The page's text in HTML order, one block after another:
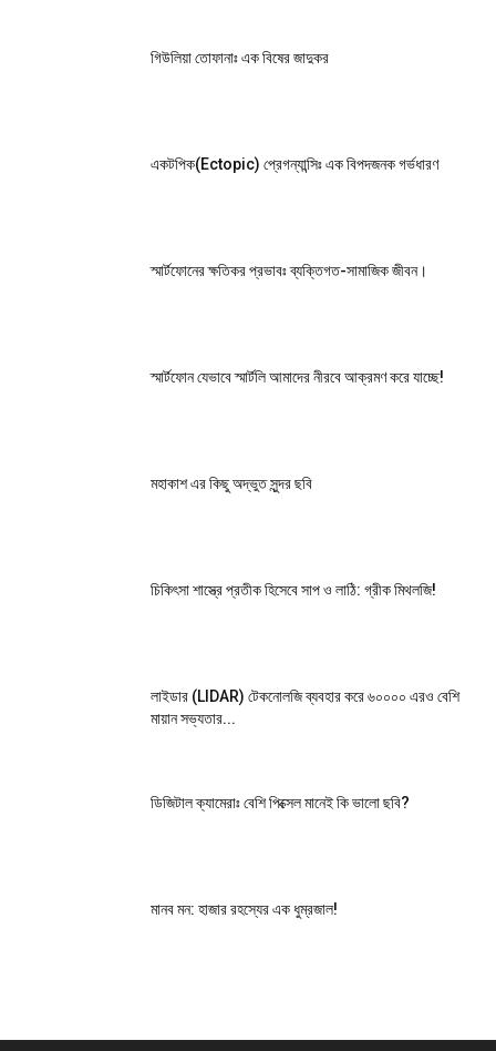
গিউলিয়া তোফানাঃ এক বিষের জাদুকর
একটপিক(Ectopic) প্রেগন্যান্সিঃ এক বিপদজনক গর্ভধারণ
স্মার্টফোনের ক্ষতিকর প্রভাবঃ ব্যক্তিগত-সামাজিক জীবন।
স্মার্টফোন যেভাবে স্মার্টলি আমাদের নীরবে আক্রমণ করে যাচ্ছে!
মহাকাশ এর কিছু অদ্ভুত সুন্দর ছবি
চিকিৎসা শাস্ত্রে প্রতীক হিসেবে সাপ ও লাঠি: গ্রীক মিথলজি!
লাইডার (LIDAR) টেকনোলজি ব্যবহার করে ৬০০০০ এরও বেশি
মায়ান সভ্যতার...
ডিজিটাল ক্যামেরাঃ বেশি পিক্সেল মানেই কি ভালো ছবি?
মানব মন: হাজার রহস্যের এক ধুম্রজাল!